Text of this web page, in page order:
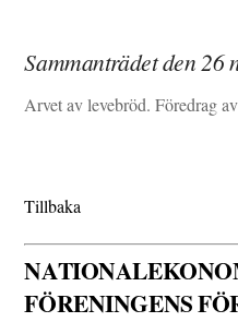
Sammanträdet den 26
Arvet av levebröd. Föredrag
Tillbaka
FÖRENINGENS